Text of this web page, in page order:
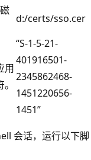
d:/certs/sso.cer
用
“S-1-5-21-
401916501-
2345862468-
1451220656-
1451”
会话，运行以下脚